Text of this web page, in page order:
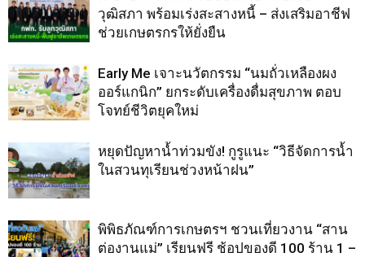
วุฒิสภา พร้อมเร่งสะสางหนี้ – ส่งเสริมอาชีฟ
ช่วยเกษตรกรให้ยั่งยืน
Early Me เจาะนวัตกรรม “นมถั่วเหลืองผง
ออร์แกนิก” ยกระดับเครื่องดื่มสุขภาพ ตอบ
โจทย์ชีวิตยุคใหม่
หยุดปัญหาน้ำท่วมขัง! กูรูแนะ “วิธีจัดการน้ำ
ในสวนทุเรียนช่วงหน้าฝน”
พิพิธภัณฑ์การเกษตรฯ ชวนเที่ยวงาน “สาน
ต่องานแม่” เรียนฟรี ช้อปของดี 100 ร้าน 1 –